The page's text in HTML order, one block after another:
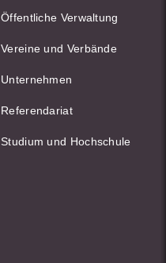
Öffentliche Verwaltung
Vereine und Verbände
Unternehmen
Referendariat
Studium und Hochschule